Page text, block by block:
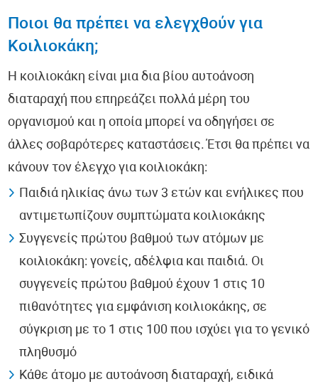
Ποιοι θα πρέπει να ελεγχθούν για
Κοιλιοκάκη;
Η κοιλιοκάκη είναι μια δια βίου αυτοάνοση
διαταραχή που επηρεάζει πολλά μέρη του
οργανισμού και η οποία μπορεί να οδηγήσει σε
άλλες σοβαρότερες καταστάσεις. Έτσι θα πρέπει να
κάνουν τον έλεγχο για κοιλιοκάκη:
Παιδιά ηλικίας άνω των 3 ετών και ενήλικες που
αντιμετωπίζουν συμπτώματα κοιλιοκάκης
Συγγενείς πρώτου βαθμού των ατόμων με
κοιλιοκάκη: γονείς, αδέλφια και παιδιά. Οι
συγγενείς πρώτου βαθμού έχουν 1 στις 10
πιθανότητες για εμφάνιση κοιλιοκάκης, σε
σύγκριση με το 1 στις 100 που ισχύει για το γενικό
πληθυσμό
Κάθε άτομο με αυτοάνοση διαταραχή, ειδικά